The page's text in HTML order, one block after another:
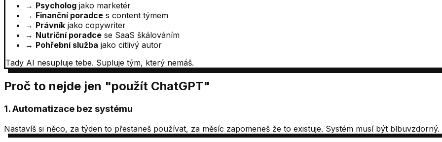
→ Psycholog jako marketér
→ Finanční poradce s content týmem
→ Právník jako copywriter
→ Nutriční poradce se SaaS škálováním
→ Pohřební služba jako citlivý autor
Tady AI nesupluje tebe. Supluje tým, který nemáš.
Proč to nejde jen "použít ChatGPT"
1. Automatizace bez systému
Nastavíš si něco, za týden to přestaneš používat, za měsíc zapomeneš že to existuje. Systém musí být blbuvzdorný.